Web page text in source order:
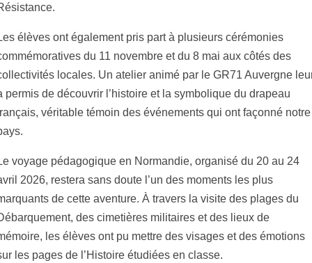
élèves ont également pris part à plusieurs cérémonies
du 11 novembre et du 8 mai aux côtés des
locales. Un atelier animé par le GR71 Auvergne
permis de découvrir l’histoire et la symbolique du drapeau
véritable témoin des événements qui ont façonné notre
voyage pédagogique en Normandie, organisé du 20 au 24
2026, restera sans doute l’un des moments les plus
de cette aventure. À travers la visite des plages du
des cimetières militaires et des lieux de
les élèves ont pu mettre des visages et des émotions
les pages de l’Histoire étudiées en classe.